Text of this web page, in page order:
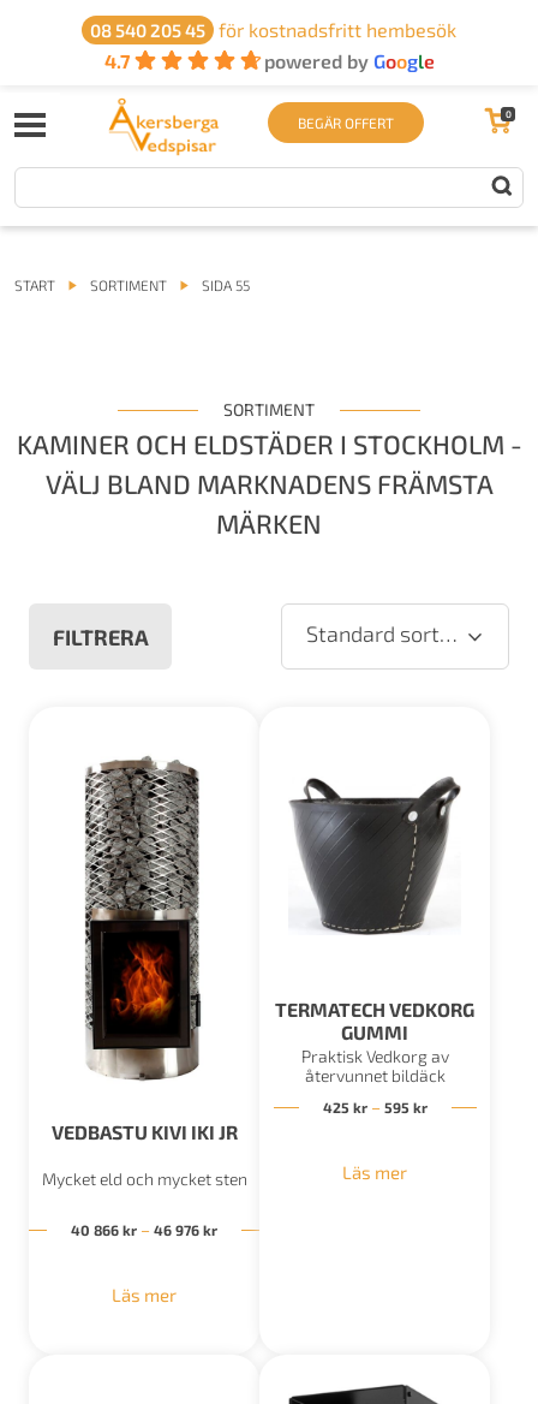
08 540 205 45
för kostnadsfritt hembesök
4.7
powered by Google
BEGÄR OFFERT 0
START SORTIMENT SIDA 55
SORTIMENT
KAMINER OCH ELDSTÄDER I STOCKHOLM -
VÄLJ BLAND MARKNADENS FRÄMSTA
MÄRKEN
FILTRERA Standard sortering
VEDBASTU KIVI IKI JR
Mycket eld och mycket sten
40 866 kr – 46 976 krPrisintervall: 40 866 kr till 46 976 kr
Läs mer
TERMATECH VEDKORG
GUMMI
Praktisk Vedkorg av
återvunnet bildäck
425 kr – 595 krPrisintervall:
Läs mer